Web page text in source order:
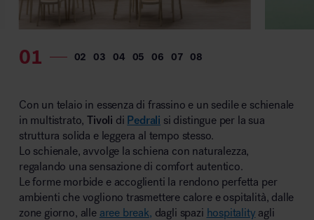
MillerKnoll
Con un telaio in essenza di frassino e un sedile e schienale
in multistrato,Tivoli di Pedrali si distingue per la sua
struttura solida e leggera al tempo stesso.
Lo schienale, avvolge la schiena con naturalezza,
regalando una sensazione di comfort autentico.
Le forme morbide e accoglienti la rendono perfetta per
ambienti che vogliono trasmettere calore e ospitalità, dalle
zone giorno, alle aree break, dagli spazi hospitality agli